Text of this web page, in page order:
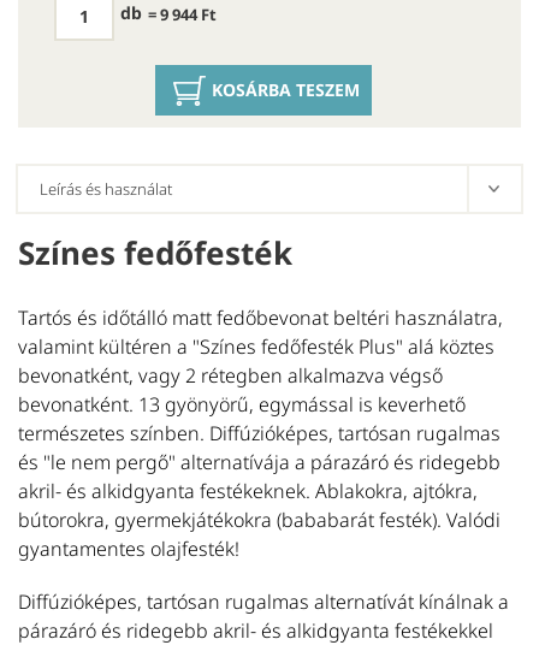
db = 9 944 Ft
KOSÁRBA TESZEM
Színes fedőfesték
Tartós és időtálló matt fedőbevonat beltéri használatra,
valamint kültéren a "Színes fedőfesték Plus" alá köztes
bevonatként, vagy 2 rétegben alkalmazva végső
bevonatként. 13 gyönyörű, egymással is keverhető
természetes színben. Diffúzióképes, tartósan rugalmas
és "le nem pergő" alternatívája a párazáró és ridegebb
akril- és alkidgyanta festékeknek. Ablakokra, ajtókra,
bútorokra, gyermekjátékokra (bababarát festék). Valódi
gyantamentes olajfesték!
Diffúzióképes, tartósan rugalmas alternatívát kínálnak a
párazáró és ridegebb akril- és alkidgyanta festékekkel